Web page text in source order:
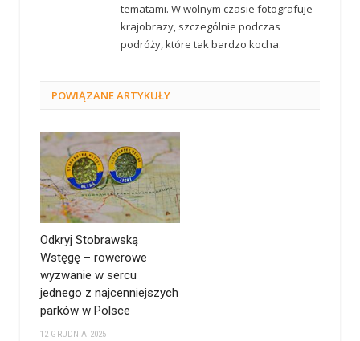
tematami. W wolnym czasie fotografuje
krajobrazy, szczególnie podczas
podróży, które tak bardzo kocha.
POWIĄZANEARTYKUŁY
Odkryj Stobrawską
Wstęgę – rowerowe
wyzwanie w sercu
jednego z najcenniejszych
parków w Polsce
12 GRUDNIA 2025